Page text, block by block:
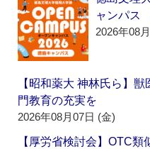
ャンパス
2026年08
【昭和薬大 神林氏ら】
門教育の充実を
2026年08月07日 (金)
【厚労省検討会】OTC